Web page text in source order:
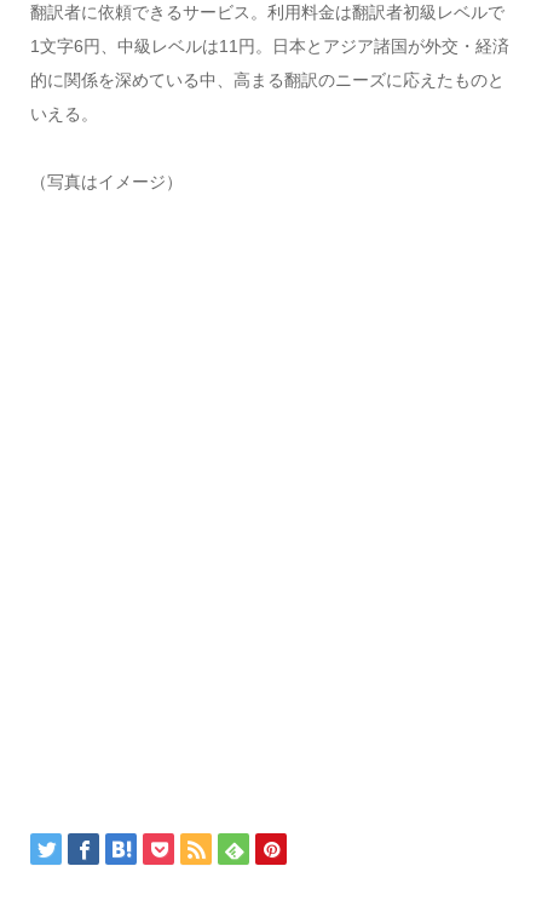
翻訳者に依頼できるサービス。利用料金は翻訳者初級レベルで
1文字6円、中級レベルは11円。日本とアジア諸国が外交・経済
的に関係を深めている中、高まる翻訳のニーズに応えたものと
いえる。
（写真はイメージ）